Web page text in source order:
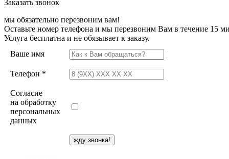
Заказать звонок
мы обязательно перезвоним вам!
Оставьте номер телефона и мы перезвоним Вам в течение 15
Услуга бесплатна и не обязывает к заказу.
Ваше имя
Телефон *
Согласие
на обработку
персональных
данных